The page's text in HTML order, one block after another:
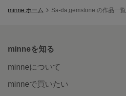
minne ホーム Sa-da,gemstone の作品一覧
minneを知る
minneについて
minneで買いたい